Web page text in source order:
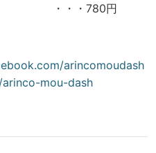
・・780円
arincomoudash
mou-dash